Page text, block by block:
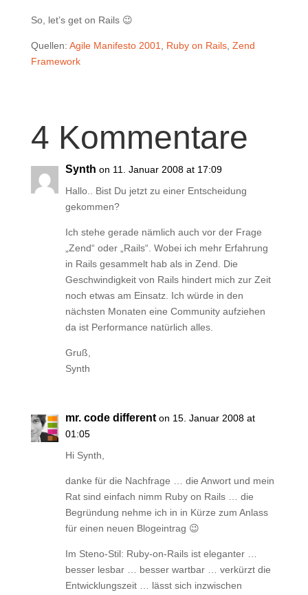
So, let’s get on Rails 😉
Quellen: Agile Manifesto 2001 Ruby on Rails, Zend
Framework
4 Kommentare
Synth on 11. Januar 2008 at 17:09
Hallo.. Bist Du jetzt zu einer Entscheidung
gekommen?
Ich stehe gerade nämlich auch vor der Frage
„Zend“ oder „Rails“. Wobei ich mehr Erfahrung
in Rails gesammelt hab als in Zend. Die
Geschwindigkeit von Rails hindert mich zur Zeit
noch etwas am Einsatz. Ich würde in den
nächsten Monaten eine Community aufziehen
da ist Performance natürlich alles.
Gruß,
Synth
mr. code different on 15. Januar 2008 at
01:05
Hi Synth,
danke für die Nachfrage … die Anwort und mein
Rat sind einfach nimm Ruby on Rails … die
Begründung nehme ich in in Kürze zum Anlass
für einen neuen Blogeintrag 😉
Im Steno-Stil: Ruby-on-Rails ist eleganter …
besser lesbar … besser wartbar … verkürzt die
Entwicklungszeit … lässt sich inzwischen